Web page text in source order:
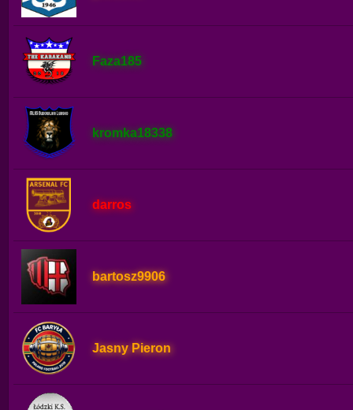
Faza185
kromka18338
darros
bartosz9906
Jasny Pieron